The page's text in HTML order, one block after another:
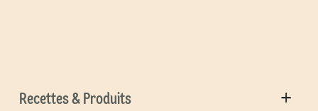
Recettes & Produits